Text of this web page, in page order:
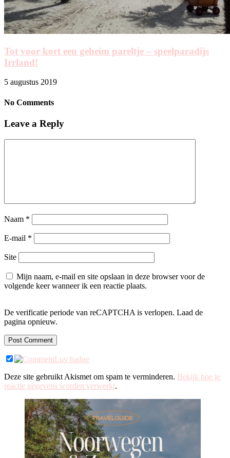
Tot voor kort een geheim pareltje – speelparadijs
Irrland!
5 augustus 2019
No Comments
Leave a Reply
Naam *
E-mail *
Site
Mijn naam, e-mail en site opslaan in deze browser voor de
volgende keer wanneer ik een reactie plaats.
De verificatie periode van reCAPTCHA is verlopen. Laad de
pagina opnieuw.
Deze site gebruikt Akismet om spam te verminderen. Bekijk hoe je
reactie gegevens worden verwerkt.